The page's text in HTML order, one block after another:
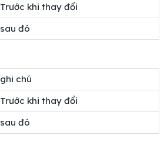
Trước khi thay đổi
sau đó
ghi chú
Trước khi thay đổi
sau đó